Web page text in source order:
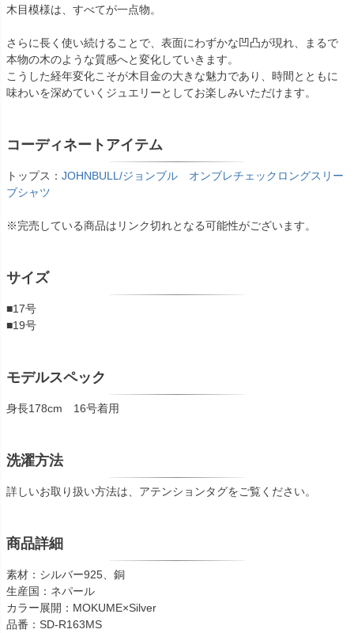
木目模様は、すべてが一点物。
さらに長く使い続けることで、表面にわずかな凹凸が現れ、まるで
本物の木のような質感へと変化していきます。
こうした経年変化こそが木目金の大きな魅力であり、時間とともに
味わいを深めていくジュエリーとしてお楽しみいただけます。
コーディネートアイテム
トップス： JOHNBULL/ジョンブル オンブレチェックロングスリー
ブシャツ
※完売している商品はリンク切れとなる可能性がございます。
サイズ
■17号
■19号
モデルスペック
身長178cm 16号着用
洗濯方法
詳しいお取り扱い方法は、アテンションタグをご覧ください。
商品詳細
素材：シルバー925、銅
生産国：ネパール
カラー展開：MOKUME×Silver
品番：SD-R163MS